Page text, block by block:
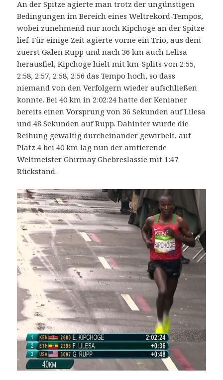
An der Spitze agierte man trotz der ungünstigen
Bedingungen im Bereich eines Weltrekord-Tempos,
wobei zunehmend nur noch Kipchoge an der Spitze
lief. Für einige Zeit agierte vorne ein Trio, aus dem
zuerst Galen Rupp und nach 36 km auch Lelisa
herausfiel, Kipchoge hielt mit km-Splits von 2:55,
2:58, 2:57, 2:58, 2:56 das Tempo hoch, so dass
niemand von den Verfolgern wieder aufschließen
konnte. Bei 40 km in 2:02:24 hatte der Kenianer
bereits einen Vorsprung von 36 Sekunden auf Lilesa
und 48 Sekunden auf Rupp. Dahinter wurde die
Reihung gewaltig durcheinander gewirbelt, auf
Platz 4 bei 40 km lag nun der amtierende
Weltmeister Ghirmay Ghebreslassie mit 1:47
Rückstand.